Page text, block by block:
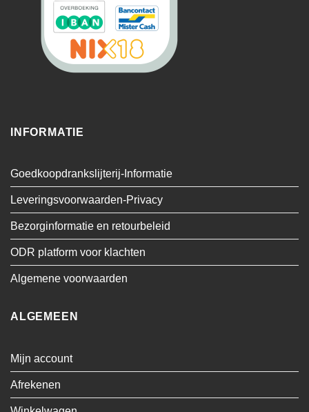
INFORMATIE
Goedkoopdrankslijterij-Informatie
Leveringsvoorwaarden-Privacy
Bezorginformatie en retourbeleid
ODR platform voor klachten
Algemene voorwaarden
ALGEMEEN
Mijn account
Afrekenen